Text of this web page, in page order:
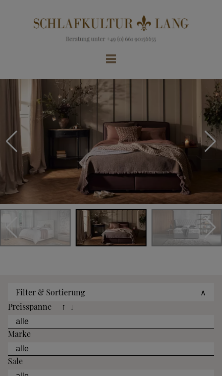
Filter & Sortierung
∧
Preisspanne
↑ ↓
Marke
Sale